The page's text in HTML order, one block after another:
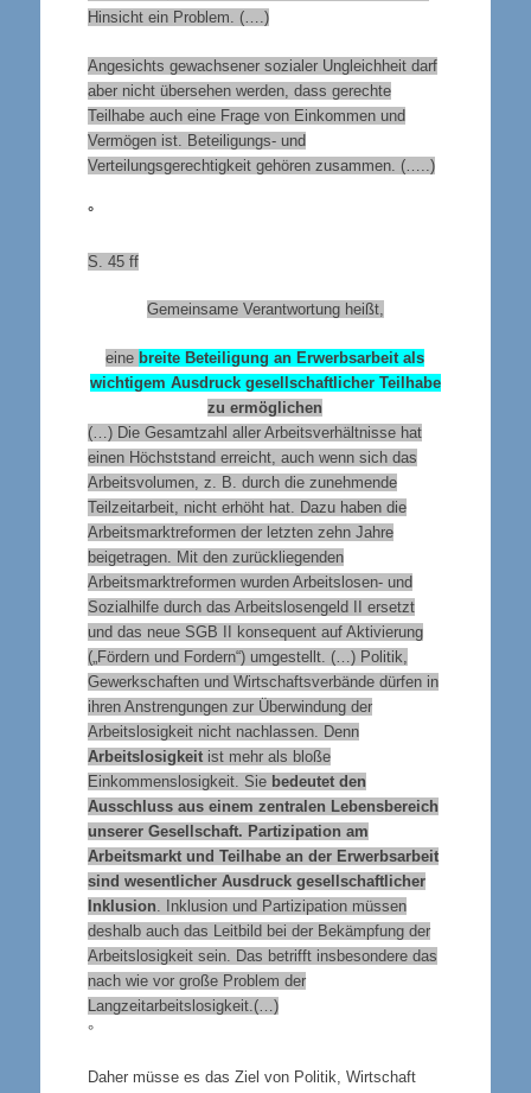
Hinsicht ein Problem. (….)
Angesichts gewachsener sozialer Ungleichheit darf
aber nicht übersehen werden, dass gerechte
Teilhabe auch eine Frage von Einkommen und
Vermögen ist. Beteiligungs- und
Verteilungsgerechtigkeit gehören zusammen. (…..)
°
S. 45 ff
Gemeinsame Verantwortung heißt,
eine breite Beteiligung an Erwerbsarbeit als
wichtigem Ausdruck gesellschaftlicher Teilhabe
zu ermöglichen
(…) Die Gesamtzahl aller Arbeitsverhältnisse hat
einen Höchststand erreicht, auch wenn sich das
Arbeitsvolumen, z. B. durch die zunehmende
Teilzeitarbeit, nicht erhöht hat. Dazu haben die
Arbeitsmarktreformen der letzten zehn Jahre
beigetragen. Mit den zurückliegenden
Arbeitsmarktreformen wurden Arbeitslosen- und
Sozialhilfe durch das Arbeitslosengeld II ersetzt
und das neue SGB II konsequent auf Aktivierung
(„Fördern und Fordern“) umgestellt. (…) Politik,
Gewerkschaften und Wirtschaftsverbände dürfen in
ihren Anstrengungen zur Überwindung der
Arbeitslosigkeit nicht nachlassen. Denn
Arbeitslosigkeit ist mehr als bloße
Einkommenslosigkeit. Sie bedeutet den
Ausschluss aus einem zentralen Lebensbereich
unserer Gesellschaft. Partizipation am
Arbeitsmarkt und Teilhabe an der Erwerbsarbeit
sind wesentlicher Ausdruck gesellschaftlicher
Inklusion . Inklusion und Partizipation müssen
deshalb auch das Leitbild bei der Bekämpfung der
Arbeitslosigkeit sein. Das betrifft insbesondere das
nach wie vor große Problem der
Langzeitarbeitslosigkeit.(…)
°
Daher müsse es das Ziel von Politik, Wirtschaft